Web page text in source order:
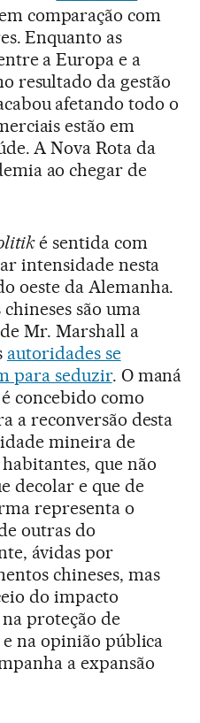
comparação com
Enquanto as
a Europa e a
resultado da gestão
afetando todo o
estão em
A Nova Rota da
ao chegar de
é sentida com
intensidade nesta
oeste da Alemanha.
são uma
Mr. Marshall a
autoridades se
para seduzir. O maná
concebido como
a reconversão desta
mineira de
habitantes, que não
decolar e que de
representa o
outras do
ávidas por
chineses, mas
do impacto
proteção de
na opinião pública
a expansão